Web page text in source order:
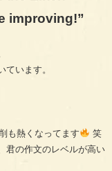
improving!”
います。
も熱くなってます
笑
君の作文のレベルが高い